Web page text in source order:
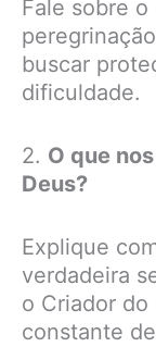
Fale sobre
buscar
dificuldade.
2. O que
Deus?
Explique
verdadeira
o Criador
constante